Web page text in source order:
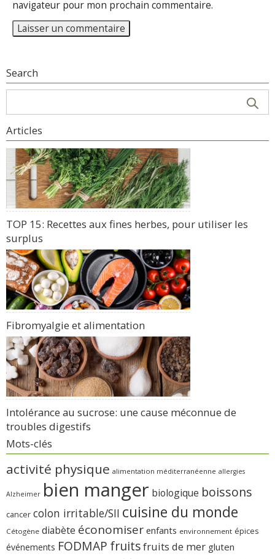
navigateur pour mon prochain commentaire.
Search
Articles
TOP 15: Recettes aux fines herbes, pour utiliser les
surplus
Fibromyalgie et alimentation
Intolérance au sucrose: une cause méconnue de
troubles digestifs
Mots-clés
activité physique alimentation méditerranéenne allergies
Alzheimer bien manger biologique boissons
cancer colon irritable/SII cuisine du monde
Cétogène diabète économiser enfants environnement épices
événements FODMAP fruitsfruits de mer gluten